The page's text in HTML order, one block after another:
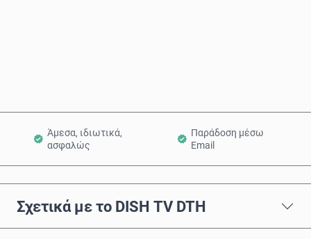
Άμεσα, ιδιωτικά,
ασφαλώς
Παράδοση μέσω
Email
Σχετικά με το DISH TV DTH